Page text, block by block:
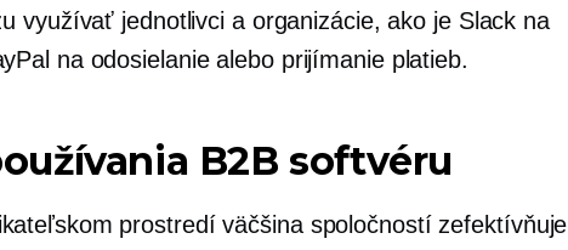
využívať jednotlivci a organizácie, ako je Slack na
na odosielanie alebo prijímanie platieb.
B2B softvéru
prostredí väčšina spoločností zefektívňuje